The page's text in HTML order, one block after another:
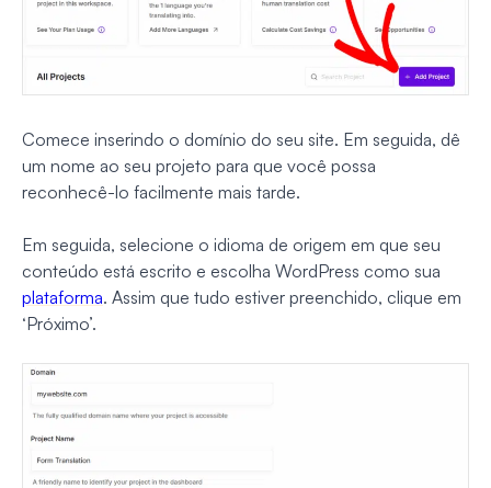
Comece inserindo o domínio do seu site. Em seguida, dê
um nome ao seu projeto para que você possa
reconhecê-lo facilmente mais tarde.
Em seguida, selecione o idioma de origem em que seu
conteúdo está escrito e escolha WordPress como sua
plataforma. Assim que tudo estiver preenchido, clique em
‘Próximo’.